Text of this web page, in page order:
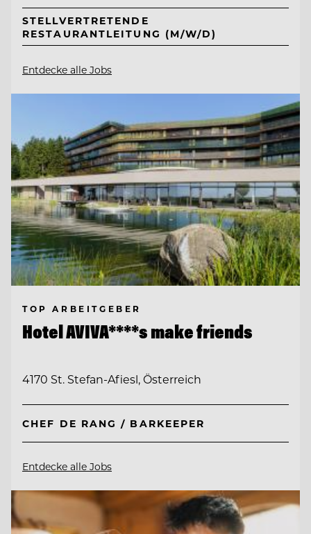
STELLVERTRETENDE
RESTAURANTLEITUNG (M/W/D)
Entdecke alle Jobs
TOP ARBEITGEBER
Hotel AVIVA****s make friends
4170 St. Stefan-Afiesl, Österreich
CHEF DE RANG / BARKEEPER
Entdecke alle Jobs